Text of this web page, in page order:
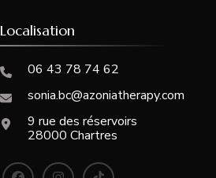
Localisation
06 43 78 74 62
sonia.bc@azoniatherapy.com
9 rue des réservoirs
28000 Chartres